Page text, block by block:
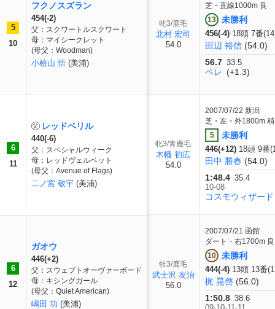
5
10
フクノスズラン
454(-2)
父：スクワートルスクワート
母：マイシークレット
(母父：Woodman)
小桧山 悟 (美浦)
6
11
レッドベリル
440(-6)
父：スペシャルウィーク
母：レッドヴェルベット
(母父：Avenue of Flags)
二ノ宮 敬宇 (美浦)
6
12
ガオウ
446(+2)
父：スウェプトオーヴァーボード
母：キシングガール
(母父：Quiet American)
嶋田 功 (美浦)
牝3/鹿毛
北村 宏司
54.0
芝・直線1000m 良
13
未勝利
456(-4) 18頭 7番
田辺 裕信 (54.0)
56.7 33.5
ペレ (+1.3)
牝3/青鹿毛
木幡 初広
54.0
2007/07/22 新潟
芝・左・外1800m 稍
5
未勝利
446(+12) 18頭 9番
田中 勝春 (54.0)
1:48.4 35.4
10-08
コスモウィザード
牡3/鹿毛
武士沢 友治
56.0
2007/07/21 函館
ダート・右1700m 良
10
未勝利
444(-4) 13頭 13番
梶 晃啓 (56.0)
1:50.8 38.6